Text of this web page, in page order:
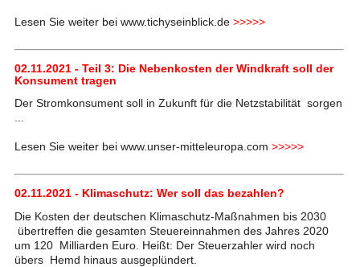
Lesen Sie weiter bei www.tichyseinblick.de >>>>>
02.11.2021 - Teil 3: Die Nebenkosten der Windkraft soll der
Konsument tragen
Der Stromkonsument soll in Zukunft für die Netzstabilität sorgen
...
Lesen Sie weiter bei www.unser-mitteleuropa.com >>>>>
02.11.2021 - Klimaschutz: Wer soll das bezahlen?
Die Kosten der deutschen Klimaschutz-Maßnahmen bis 2030
übertreffen die gesamten Steuereinnahmen des Jahres 2020
um 120 Milliarden Euro. Heißt: Der Steuerzahler wird noch
übers Hemd hinaus ausgeplündert.